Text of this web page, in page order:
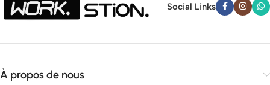
Social Links
À propos de nous